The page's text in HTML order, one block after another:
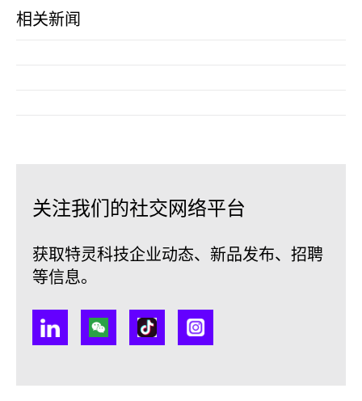
相关新闻
关注我们的社交网络平台
获取特灵科技企业动态、新品发布、招聘
等信息。